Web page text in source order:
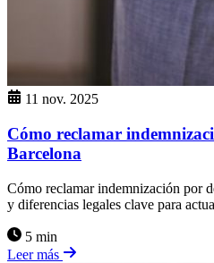
11 nov. 2025
Cómo reclamar
Barcelona
Cómo reclamar indemnización por
y diferencias legales clave para
5 min
Leer más